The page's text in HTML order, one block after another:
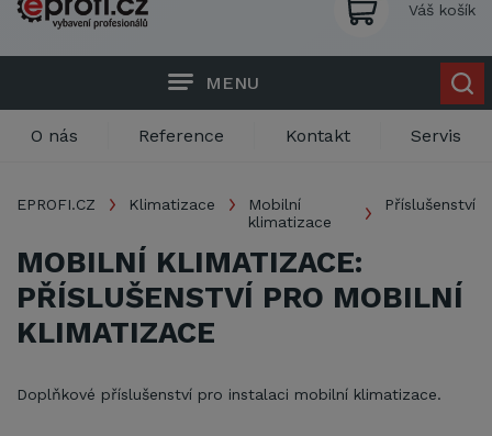
Váš košík
MENU
O nás Reference Kontakt Servis
EPROFI.CZ Klimatizace
Mobilní
klimatizace
Příslušenství
MOBILNÍ KLIMATIZACE:
PŘÍSLUŠENSTVÍ PRO MOBILNÍ
KLIMATIZACE
Doplňkové příslušenství pro instalaci mobilní klimatizace.